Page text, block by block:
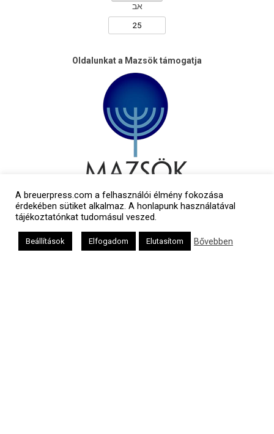
אב
Oldalunkat a Mazsök támogatja
A breuerpress.com a felhasználói élmény fokozása
érdekében sütiket alkalmaz. A honlapunk használatával
tájékoztatónkat tudomásul veszed.
Beállítások Elfogadom Elutasítom Bővebben